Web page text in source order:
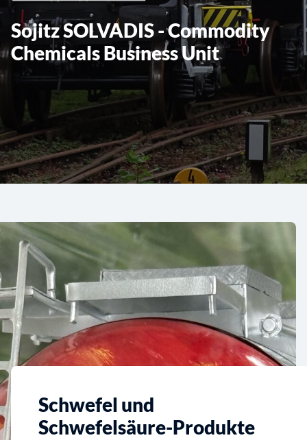
Sojitz SOLVADIS - Commodity
Chemicals Business Unit
Schwefel und
Schwefelsäure-Produkte